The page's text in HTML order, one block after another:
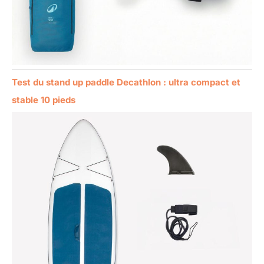
Test du stand up paddle Decathlon : ultra compact et
stable 10 pieds